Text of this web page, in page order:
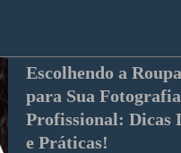
Escolhendo a
para Sua Fotografia
Profissional: Dicas
e Práticas!